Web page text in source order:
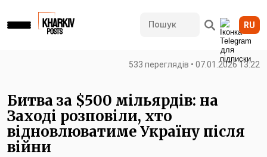
RU
533 переглядів • 07.01.2026 13:22
Битва за $500 мільярдів: на
Заході розповіли, хто
відновлюватиме Україну після
війни